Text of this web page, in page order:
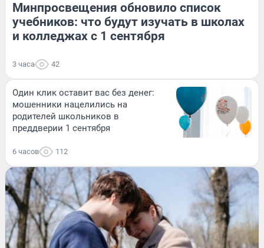
Минпросвещения обновило список
учебников: что будут изучать в школах
и колледжах с 1 сентября
3 часа 42
Один клик оставит вас без денег:
мошенники нацелились на
родителей школьников в
преддверии 1 сентября
6 часов 112